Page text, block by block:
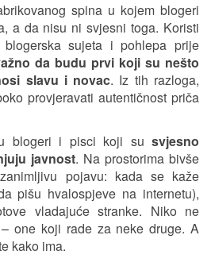
spina u kojem blogeri
a da nisu ni svjesni toga. Koristi
sujeta i pohlepa prije
da budu prvi koji su nešto
slavu i novac. Iz tih razloga,
provjeravati autentičnost priča
blogeri i pisci koji su svjesno
javnost. Na prostorima bivše
pojavu: kada se kaže
pišu hvalospjeve na internetu),
vladajuće stranke. Niko ne
one koji rade za neke druge. A
kako ima.